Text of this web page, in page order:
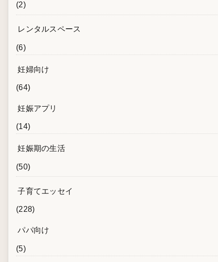
(2)
レンタルスペース
(6)
妊婦向け
(64)
妊娠アプリ
(14)
妊娠期の生活
(50)
子育てエッセイ
(228)
パパ向け
(5)